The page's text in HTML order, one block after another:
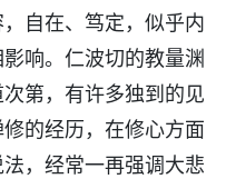
自在、笃定，似乎内
响。仁波切的教量渊
第，有许多独到的见
的经历，在修心方面
，经常一再强调大悲